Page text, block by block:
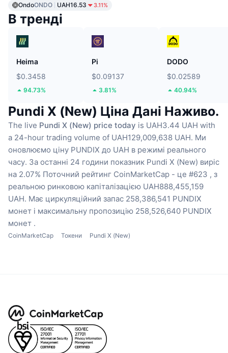
OndoONDO UAH16.53 3.11%
В тренді
Heima
$0.3458
94.73%
Pi
$0.09137
3.81%
DODO
$0.02589
40.94%
Pundi X (New) Ціна Дані Наживо.
The live Pundi X (New) price today is UAH3.44 UAH with
a 24-hour trading volume of UAH129,009,638 UAH. Ми
оновлюємо ціну PUNDIX до UAH в режимі реального
часу. За останні 24 години показник Pundi X (New) виріс
на 2.07% Поточний рейтинг CoinMarketCap - це #623 , з
реальною ринковою капіталізацією UAH888,455,159
UAH. Має циркуляційний запас 258,386,541 PUNDIX
монет і максимальну пропозицію 258,526,640 PUNDIX
монет .
CoinMarketCap Токени Pundi X (New)